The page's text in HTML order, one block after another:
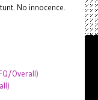
No innocence.
Overall)